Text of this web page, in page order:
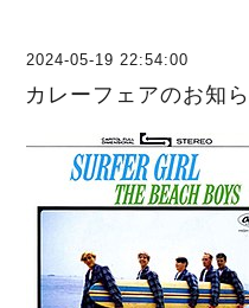
2024-05-19 22:54:00
カレーフェアのお知